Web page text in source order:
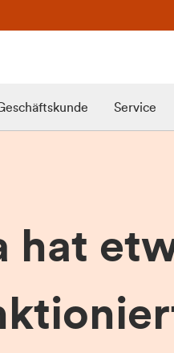
Service
hat